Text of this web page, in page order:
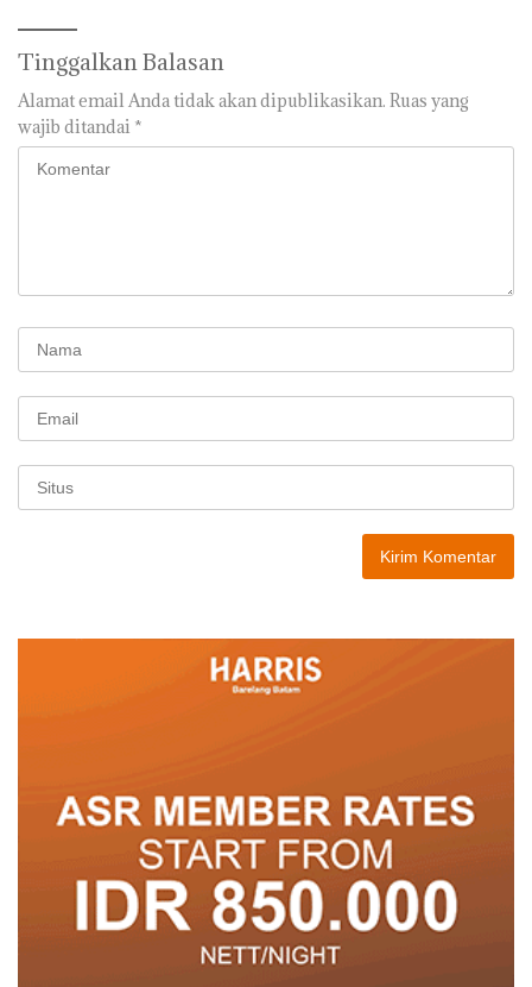
Tinggalkan Balasan
Alamat email Anda tidak akan dipublikasikan. Ruas yang
wajib ditandai *